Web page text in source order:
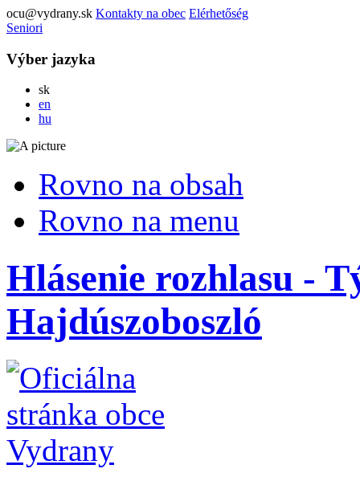
ocu@vydrany.sk Kontakty na obec Elérhetőség
Seniori
Výber jazyka
skSlovensky
en
hu
Rovno na obsah
Rovno na menu
Hlásenie rozhlasu -
Hajdúszoboszló